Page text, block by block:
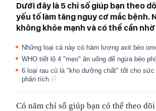
Dưới đây là 5 chỉ số giúp bạn theo
yếu tố làm tăng nguy cơ mắc bệnh.
không khỏe mạnh và có thể cần
Những loại cá này có hàm lượng axit béo
WHO tiết lộ 4 "mẹo" ăn uống để ngừa béo
6 loại rau củ là "kho dưỡng chất" tốt cho
phân tích
Có năm chỉ số giúp bạn có thể theo